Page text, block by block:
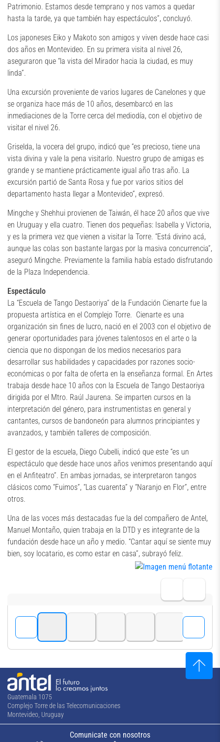
Patrimonio. Estamos desde temprano y nos vamos a quedar
hasta la tarde, ya que también hay espectáculos”, concluyó.
Los japoneses Eiko y Makoto son amigos y viven desde hace casi
dos años en Montevideo. En su primera visita al nivel 26,
aseguraron que “la vista del Mirador hacia la ciudad, es muy
linda”.
Una excursión proveniente de varios lugares de Canelones y que
se organiza hace más de 10 años, desembarcó en las
inmediaciones de la Torre cerca del mediodía, con el objetivo de
visitar el nivel 26.
Griselda, la vocera del grupo, indicó que “es precioso, tiene una
vista divina y vale la pena visitarlo. Nuestro grupo de amigas es
grande y se mantiene prácticamente igual año tras año. La
excursión partió de Santa Rosa y fue por varios sitios del
departamento hasta llegar a Montevideo”, expresó.
Mingche y Shehhui provienen de Taiwán, él hace 20 años que vive
en Uruguay y ella cuatro. Tienen dos pequeñas: Isabella y Victoria,
y es la primera vez que vienen a visitar la Torre. “Está divino acá,
aunque las colas son bastante largas por la masiva concurrencia”,
aseguró Mingche. Previamente la familia había estado disfrutando
de la Plaza Independencia.
Espectáculo
La “Escuela de Tango Destaoriya” de la Fundación Cienarte fue la
propuesta artística en el Complejo Torre. Cienarte es una
organización sin fines de lucro, nació en el 2003 con el objetivo de
generar oportunidades para jóvenes talentosos en el arte o la
ciencia que no dispongan de los medios necesarios para
desarrollar sus habilidades y capacidades por razones socio-
económicas o por falta de oferta en la enseñanza formal. En Artes
trabaja desde hace 10 años con la Escuela de Tango Destaoriya
dirigida por el Mtro. Raúl Jaurena. Se imparten cursos en la
interpretación del género, para instrumentistas en general y
cantantes, cursos de bandoneón para alumnos principiantes y
avanzados, y también talleres de composición.
El gestor de la escuela, Diego Cubelli, indicó que este “es un
espectáculo que desde hace unos años venimos presentando aquí
en el Anfiteatro”. En ambas jornadas, se interpretaron tangos
clásicos como “Fuimos”, “Las cuarenta” y “Naranjo en Flor”, entre
otros.
Una de las voces más destacadas fue la del compañero de Antel,
Manuel Montaño, quien trabaja en la DTD y es integrante de la
fundación desde hace un año y medio. “Cantar aquí se siente muy
bien, soy locatario, es como estar en casa”, subrayó feliz.
Guatemala 1075
Complejo Torre de las Telecomunicaciones
Montevideo, Uruguay
Comunicate con nosotros